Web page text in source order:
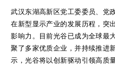
武汉东湖高新区党工委委员、党
在新型显示产业的发展历程，突
影响力。目前光谷已成为全球最
聚了多家优质企业，并持续推进
示，光谷将以创新驱动引领高质